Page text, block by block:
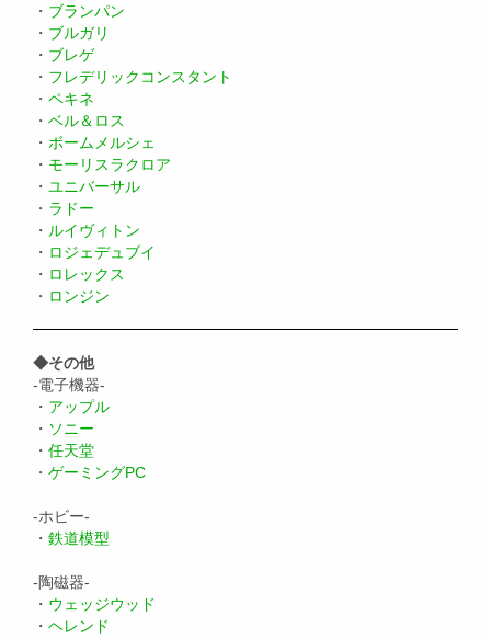
・ ブランパン
・ ブルガリ
・ ブレゲ
・ フレデリックコンスタント
・ ペキネ
・ ベル＆ロス
・ ボームメルシェ
・ モーリスラクロア
・ ユニバーサル
・ ラドー
・ ルイヴィトン
・ ロジェデュブイ
・ ロレックス
・ ロンジン
◆その他
-電子機器-
・ アップル
・ ソニー
・ 任天堂
・ ゲーミングPC
-ホビー-
・ 鉄道模型
-陶磁器-
・ ウェッジウッド
・ ヘレンド